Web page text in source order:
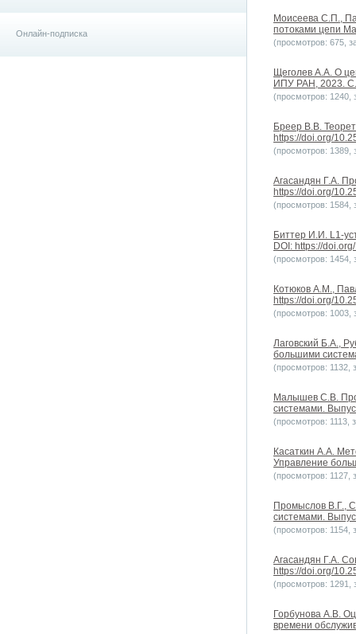
Онлайн-подписка
Моисеева С.П.,
потоками цепи
(просмотров: 675,
Щеголев А.А. О
ИПУ РАН, 2023.
(просмотров: 1240,
Бреер В.В.
https://doi.org/
(просмотров: 1389,
Агасандян Г.А.
https://doi.org/
(просмотров: 1584,
Биттер И.И. L1-
DOI: https://
(просмотров: 1454,
Котюков А.М.,
https://doi.org/
(просмотров: 1003,
Лаговский Б.А.,
большими
(просмотров: 1132,
Малышев С.В.
системами.
(просмотров: 1113,
Касаткин А.А.
Управление
(просмотров: 1127,
Промыслов В.Г.,
системами.
(просмотров: 1154,
Агасандян Г.А.
https://doi.org/
(просмотров: 1291,
Горбунова А.В.
времени